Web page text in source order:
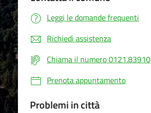
Leggi le domande frequenti
Richiedi assistenza
Chiama il numero 0121.83910
Prenota appuntamento
Problemi in città